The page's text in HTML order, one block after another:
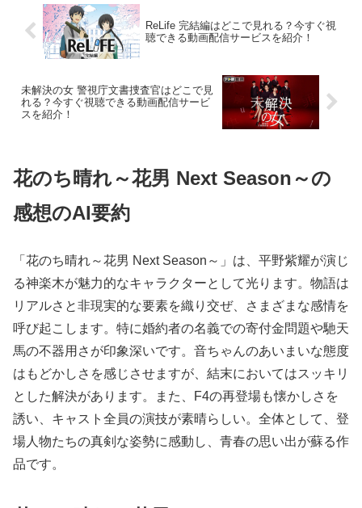
ReLife 完結編はどこで見れる？今すぐ視
聴できる動画配信サービスを紹介！
未解決の女 警視庁文書捜査官はどこで見
れる？今すぐ視聴できる動画配信サービ
スを紹介！
花のち晴れ～花男 Next Season～の
感想のAI要約
「花のち晴れ～花男 Next Season～」は、平野紫耀が演じ
る神楽木が魅力的なキャラクターとして光ります。物語は
リアルさと非現実的な要素を織り交ぜ、さまざまな感情を
呼び起こします。特に婚約者の名義での寄付金問題や馳天
馬の不器用さが印象深いです。音ちゃんのあいまいな態度
はもどかしさを感じさせますが、結末においてはスッキリ
とした解決があります。また、F4の再登場も懐かしさを
誘い、キャスト全員の演技が素晴らしい。全体として、登
場人物たちの真剣な姿勢に感動し、青春の思い出が蘇る作
品です。